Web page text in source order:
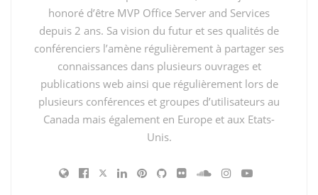
Grand ménage de OneDrive avec Copilot
Rebuild 2025 à Nantes : SharePoint, Copilot et des
agents qui travaillent enfin pour vos documents
Et à très très bientôt!
Étiquettes: LinkedIn Learning Server SharePoint
honoré d’être MVP Office Server and Services
depuis 2 ans. Sa vision du futur et ses qualités de
conférenciers l’amène régulièrement à partager ses
connaissances dans plusieurs ouvrages et
publications web ainsi que régulièrement lors de
plusieurs conférences et groupes d’utilisateurs au
Canada mais également en Europe et aux Etats-
Unis.